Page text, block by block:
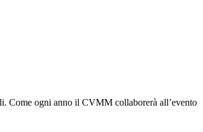
Come ogni anno il CVMM collaborerà all’evento